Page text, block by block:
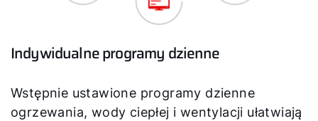
Indywidualne programy dzienne
Wstępnie ustawione programy dzienne
ogrzewania, wody ciepłej i wentylacji ułatwiają